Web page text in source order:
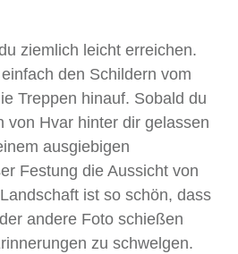
ziemlich leicht erreichen.
den Schildern vom
Treppen hinauf. Sobald du
von Hvar hinter dir gelassen
ausgiebigen
Festung die Aussicht von
ist so schön, dass
andere Foto schießen
zu schwelgen.